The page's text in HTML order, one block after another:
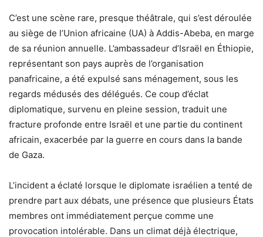
C’est une scène rare, presque théâtrale, qui s’est déroulée
au siège de l’Union africaine (UA) à Addis-Abeba, en marge
de sa réunion annuelle. L’ambassadeur d’Israël en Éthiopie,
représentant son pays auprès de l’organisation
panafricaine, a été expulsé sans ménagement, sous les
regards médusés des délégués. Ce coup d’éclat
diplomatique, survenu en pleine session, traduit une
fracture profonde entre Israël et une partie du continent
africain, exacerbée par la guerre en cours dans la bande
de Gaza.
L’incident a éclaté lorsque le diplomate israélien a tenté de
prendre part aux débats, une présence que plusieurs États
membres ont immédiatement perçue comme une
provocation intolérable. Dans un climat déjà électrique,